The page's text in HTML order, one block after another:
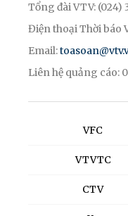
Tổng đài VTV: (024)
Điện thoại Thời báo
Email:
Liên hệ quảng cáo:
VFC
VTVTC
CTV